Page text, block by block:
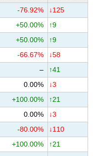
-76.92%
↓125
+50.00%
↑9
+50.00%
↑9
-66.67%
↓58
–
↑41
0.00%
↓3
+100.00%
↑21
0.00%
↓3
-80.00%
↓110
+100.00%
↑21